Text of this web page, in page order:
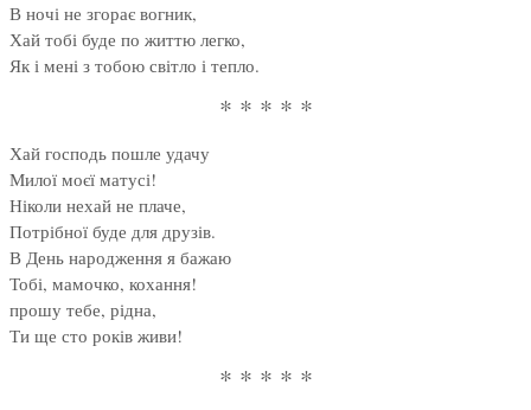
В ночі не згорає вогник,
Хай тобі буде по життю легко,
Як і мені з тобою світло і тепло.
* * * * *
Хай господь пошле удачу
Милої моєї матусі!
Ніколи нехай не плаче,
Потрібної буде для друзів.
В День народження я бажаю
Тобі, мамочко, кохання!
прошу тебе, рідна,
Ти ще сто років живи!
* * * * *